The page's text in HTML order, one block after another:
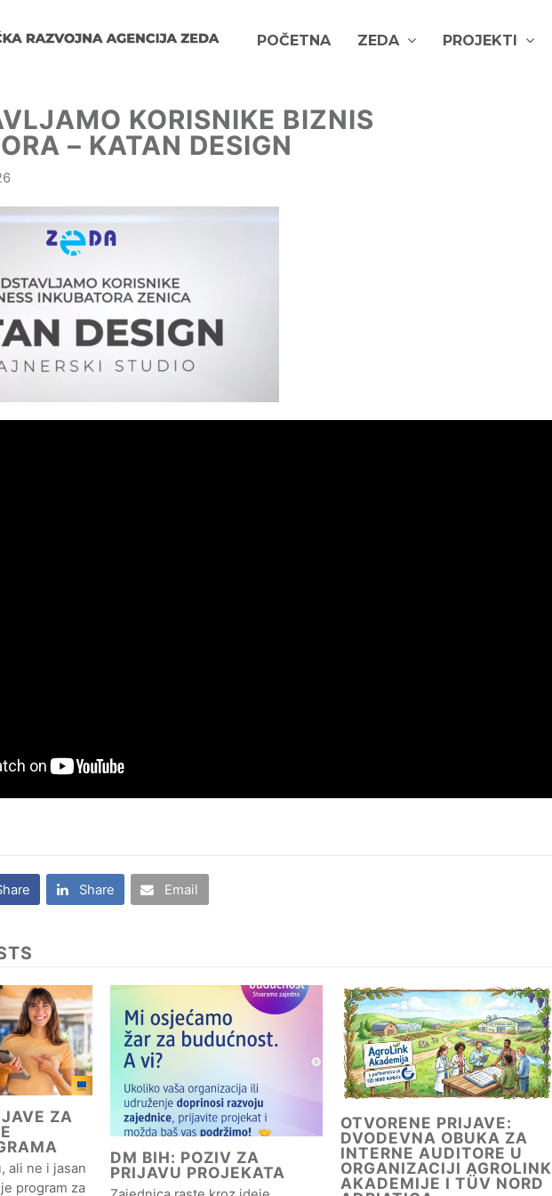
POČETNA ZEDA PROJEKTI
KORISNIKE BIZNIS
– KATAN DESIGN
Share Email
ZA
ali ne i jasan
program za
DM BIH: POZIV ZA
PRIJAVU PROJEKATA
OTVORENE PRIJAVE:
DVODEVNA OBUKA ZA
INTERNE AUDITORE U
ORGANIZACIJI AGROLINK
AKADEMIJE I TÜV NORD